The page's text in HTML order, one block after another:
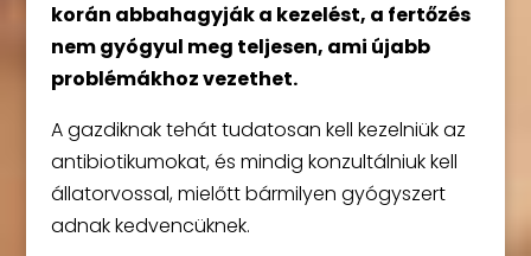
korán abbahagyják a kezelést, a fertőzés
nem gyógyul meg teljesen, ami újabb
problémákhoz vezethet.
A gazdiknak tehát tudatosan kell kezelniük az
antibiotikumokat, és mindig konzultálniuk kell
állatorvossal, mielőtt bármilyen gyógyszert
adnak kedvencüknek.